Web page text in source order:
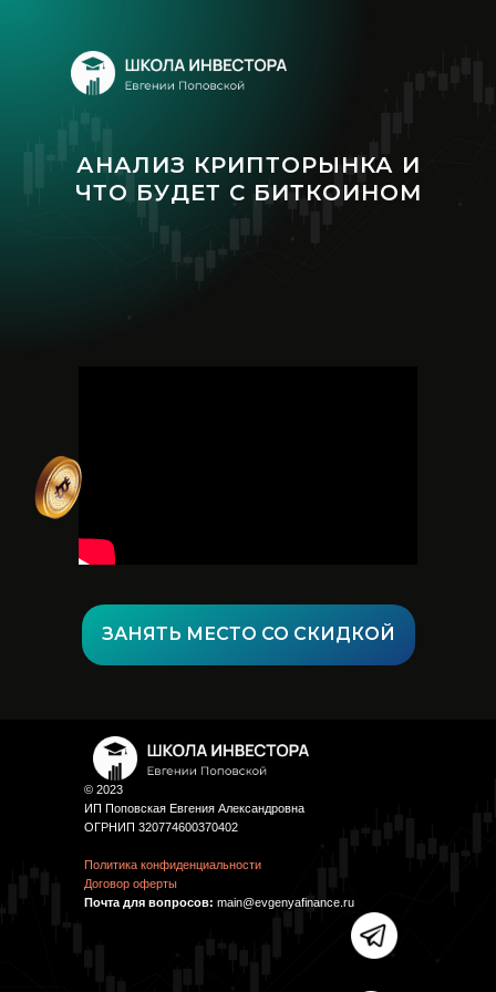
АНАЛИЗ КРИПТОРЫНКА И
ЧТО БУДЕТ С БИТКОИНОМ
ЗАНЯТЬ МЕСТО СО СКИДКОЙ
© 2023
ИП Поповская Евгения Александровна
ОГРНИП 320774600370402
Политика конфиденциальности
Договор оферты
Почта для вопросов: main@evgenyafinance.ru